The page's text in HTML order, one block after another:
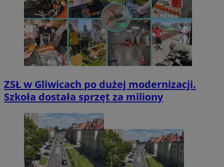
ZSŁ w Gliwicach po dużej modernizacji.
Szkoła dostała sprzęt za miliony